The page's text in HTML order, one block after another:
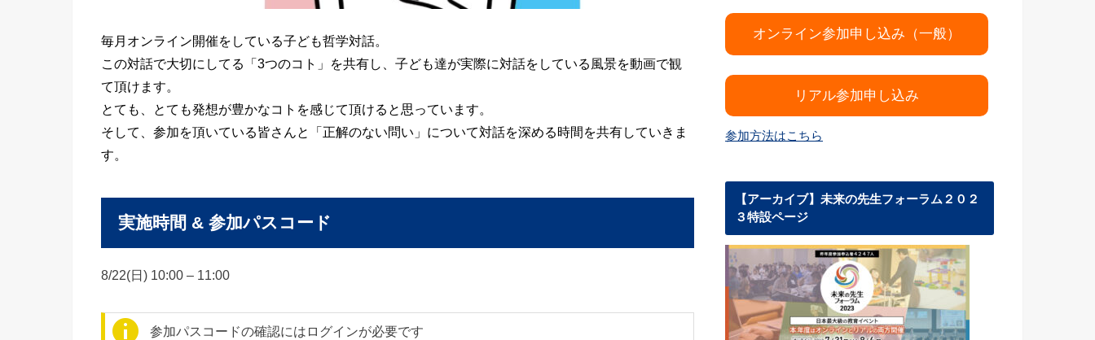
毎月オンライン開催をしている子ども哲学対話。
この対話で大切にしてる「3つのコト」を共有し、子ども達が実際に対話をしている風景を動画で観
て頂けます。
とても、とても発想が豊かなコトを感じて頂けると思っています。
そして、参加を頂いている皆さんと「正解のない問い」について対話を深める時間を共有していきま
す。
実施時間 & 参加パスコード
8/22(日) 10:00 – 11:00
参加パスコードの確認にはログインが必要です
オンライン参加申し込み（一般）
リアル参加申し込み
参加方法はこちら
【アーカイブ】未来の先生フォーラム２０２
３特設ページ